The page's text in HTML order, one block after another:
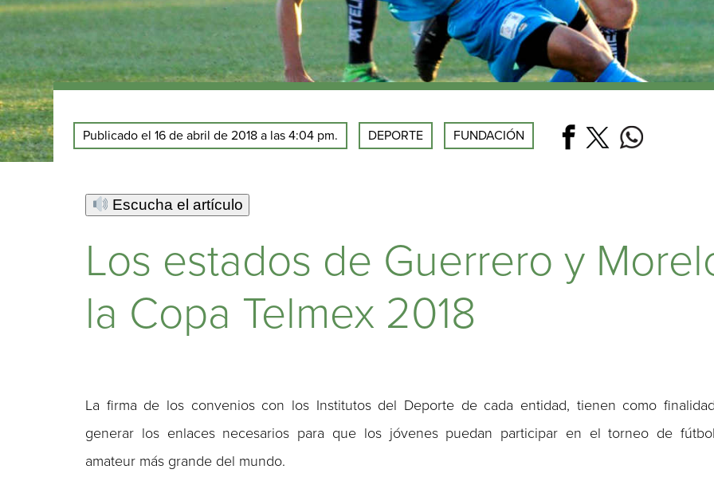
Publicado el 16 de abril de 2018 a las 4:04 pm. DEPORTE FUNDACIÓN
Escucha el artículo
Los estados de Guerrero y
la Copa Telmex 2018
La firma de los convenios con los Institutos del Deporte de cada entidad, tienen como
generar los enlaces necesarios para que los jóvenes puedan participar en el torneo de
amateur más grande del mundo.